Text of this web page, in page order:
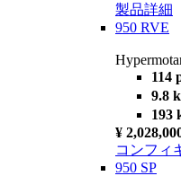
製品詳細
950 RVE
114
9.8
193
¥
コンフィ
950 SP